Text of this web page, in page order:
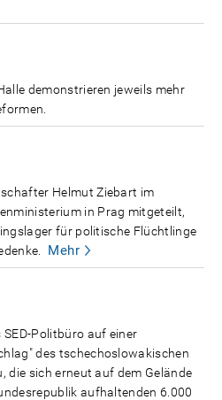
demonstrieren jeweils mehr
Helmut Ziebart im
in Prag mitgeteilt,
für politische Flüchtlinge
Mehr
Politbüro auf einer
des tschechoslowakischen
die sich erneut auf dem Gelände
aufhaltenden 6.000